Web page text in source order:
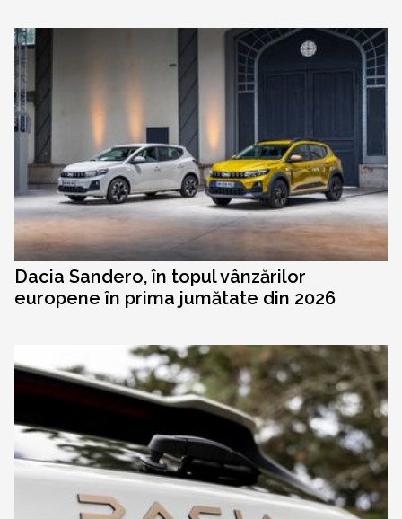
Dacia Sandero, în topul vânzărilor
europene în prima jumătate din 2026